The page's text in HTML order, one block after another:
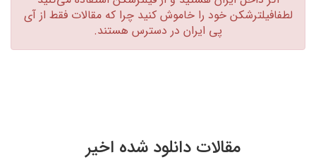
لطفافیلترشکن خود را خاموش کنید چرا که مقالات فقط از آی
پی ایران در دسترس هستند.‏
مقالات دانلود شده اخیر